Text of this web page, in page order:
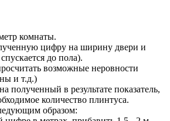
комнаты.
цифру на ширину двери и
до пола).
возможные неровности
и т.д.)
полученный в результате показатель,
количество плинтуса.
образом: